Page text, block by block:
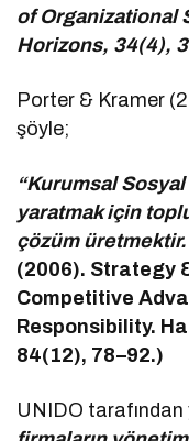
of Organizational
Horizons, 34(4),
Porter & Kramer
şöyle;
“Kurumsal
yaratmak için
çözüm
(2006). Strategy
Competitive
Responsibility.
84(12), 78–92.)
UNIDO tarafından